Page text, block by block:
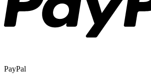
PayPal